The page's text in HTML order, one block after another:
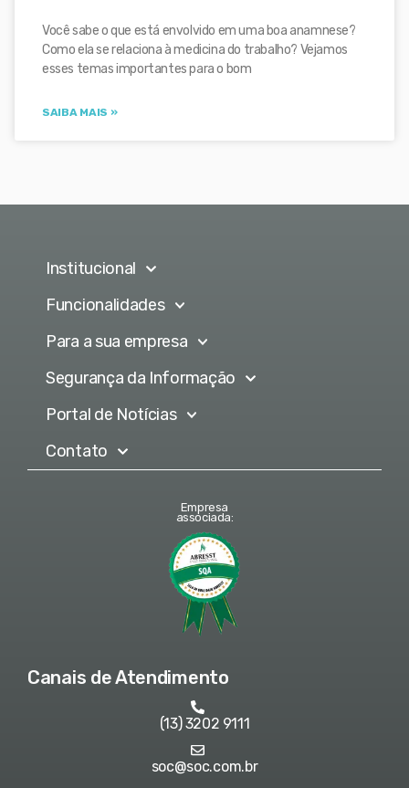
Você sabe o que está envolvido em uma boa anamnese?
Como ela se relaciona à medicina do trabalho? Vejamos
esses temas importantes para o bom
SAIBA MAIS »
Institucional
Funcionalidades
Para a sua empresa
Segurança da Informação
Portal de Notícias
Contato
Empresa
associada:
Canais de Atendimento
(13) 3202 9111
soc@soc.com.br